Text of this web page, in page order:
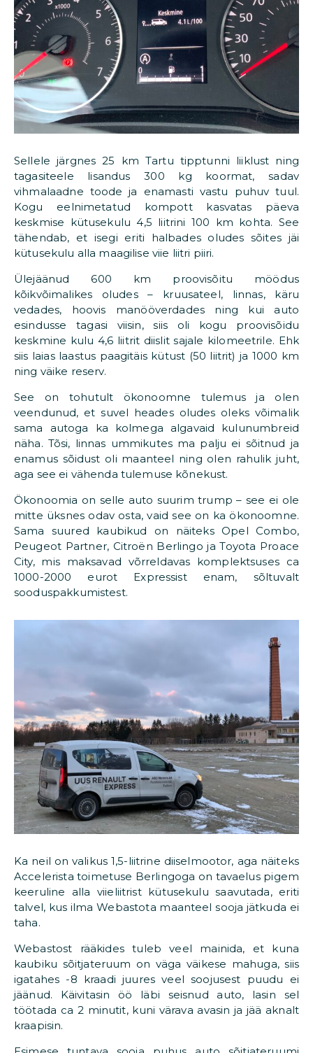
Sellele järgnes 25 km Tartu tipptunni liiklust ning
tagasiteele lisandus 300 kg koormat, sadav
vihmalaadne toode ja enamasti vastu puhuv tuul.
Kogu eelnimetatud kompott kasvatas päeva
keskmise kütusekulu 4,5 liitrini 100 km kohta. See
tähendab, et isegi eriti halbades oludes sõites jäi
kütusekulu alla maagilise viie liitri piiri.
Ülejäänud 600 km proovisõitu möödus
kõikvõimalikes oludes – kruusateel, linnas, käru
vedades, hoovis manööverdades ning kui auto
esindusse tagasi viisin, siis oli kogu proovisõidu
keskmine kulu 4,6 liitrit diislit sajale kilomeetrile. Ehk
siis laias laastus paagitäis kütust (50 liitrit) ja 1000 km
ning väike reserv.
See on tohutult ökonoomne tulemus ja olen
veendunud, et suvel heades oludes oleks võimalik
sama autoga ka kolmega algavaid kulunumbreid
näha. Tõsi, linnas ummikutes ma palju ei sõitnud ja
enamus sõidust oli maanteel ning olen rahulik juht,
aga see ei vähenda tulemuse kõnekust.
Ökonoomia on selle auto suurim trump – see ei ole
mitte üksnes odav osta, vaid see on ka ökonoomne.
Sama suured kaubikud on näiteks Opel Combo,
Peugeot Partner, Citroën Berlingo ja Toyota Proace
City, mis maksavad võrreldavas komplektsuses ca
1000-2000 eurot Expressist enam, sõltuvalt
sooduspakkumistest.
Ka neil on valikus 1,5-liitrine diiselmootor, aga näiteks
Accelerista toimetuse Berlingoga on tavaelus pigem
keeruline alla viieliitrist kütusekulu saavutada, eriti
talvel, kus ilma Webastota maanteel sooja jätkuda ei
taha.
Webastost rääkides tuleb veel mainida, et kuna
kaubiku sõitjateruum on väga väikese mahuga, siis
igatahes -8 kraadi juures veel soojusest puudu ei
jäänud. Käivitasin öö läbi seisnud auto, lasin sel
töötada ca 2 minutit, kuni värava avasin ja jää aknalt
kraapisin.